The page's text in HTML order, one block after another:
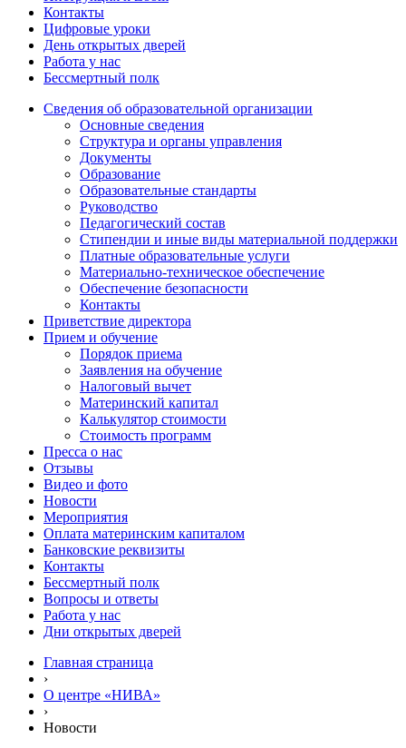
Контакты
Цифровые уроки
День открытых дверей
Работа у нас
Бессмертный полк
Сведения об образовательной организации
Основные сведения
Структура и органы управления
Документы
Образование
Образовательные стандарты
Руководство
Педагогический состав
Стипендии и иные виды материальной поддержки
Платные образовательные услуги
Материально-техническое обеспечение
Обеспечение безопасности
Контакты
Приветствие директора
Прием и обучение
Порядок приема
Заявления на обучение
Налоговый вычет
Материнский капитал
Калькулятор стоимости
Стоимость программ
Пресса о нас
Отзывы
Видео и фото
Новости
Мероприятия
Оплата материнским капиталом
Банковские реквизиты
Контакты
Бессмертный полк
Вопросы и ответы
Работа у нас
Дни открытых дверей
Главная страница
›
О центре «НИВА»
›
Новости